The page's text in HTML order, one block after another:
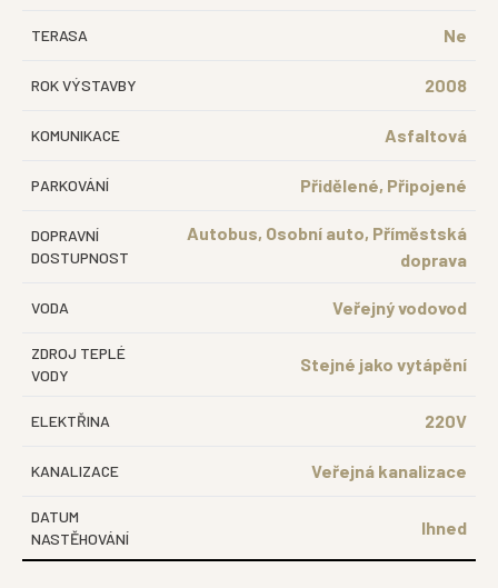
TERASA Ne
ROK VÝSTAVBY 2008
KOMUNIKACE Asfaltová
PARKOVÁNÍ Přidělené, Připojené
DOPRAVNÍ
DOSTUPNOST
Autobus, Osobní auto, Příměstská
doprava
VODA Veřejný vodovod
ZDROJ TEPLÉ
VODY
Stejné jako vytápění
ELEKTŘINA 220V
KANALIZACE Veřejná kanalizace
DATUM
NASTĚHOVÁNÍ
Ihned